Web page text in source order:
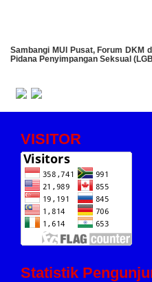
Sambangi MUI Pusat, Forum DKM
Pidana Penyimpangan Seksual
VISITOR
Statistik